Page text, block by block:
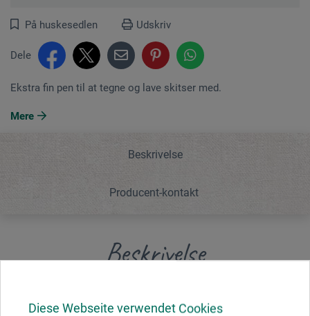
Diese Webseite verwendet Cookies
På huskesedlen Udskriv
Dele
Ekstra fin pen til at tegne og lave skitser med.
Mere
Beskrivelse
Producent-kontakt
Beskrivelse